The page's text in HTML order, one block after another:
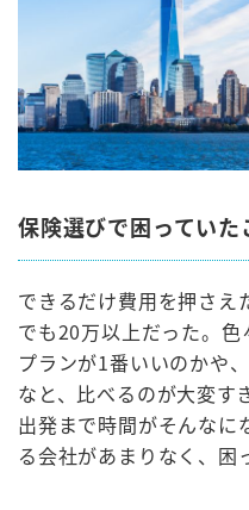
保険選びで困っていた
できるだけ費用を押さえ
でも20万以上だった。
プランが1番いいのかや
なと、比べるのが大変す
出発まで時間がそんなに
る会社があまりなく、困